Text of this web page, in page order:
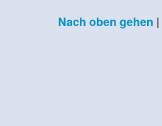
Nach oben gehen |